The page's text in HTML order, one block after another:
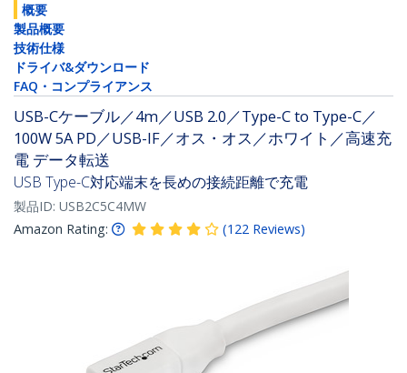
概要
製品概要
技術仕様
ドライバ&ダウンロード
FAQ・コンプライアンス
USB-Cケーブル／4m／USB 2.0／Type-C to Type-C／
100W 5A PD／USB-IF／オス・オス／ホワイト／高速充
電 データ転送
USB Type-C対応端末を長めの接続距離で充電
製品ID: USB2C5C4MW
Amazon Rating:
(122 Reviews)